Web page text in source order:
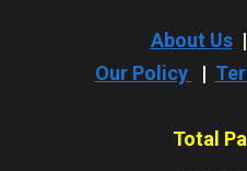
About Us|
Our Policy
|
Total